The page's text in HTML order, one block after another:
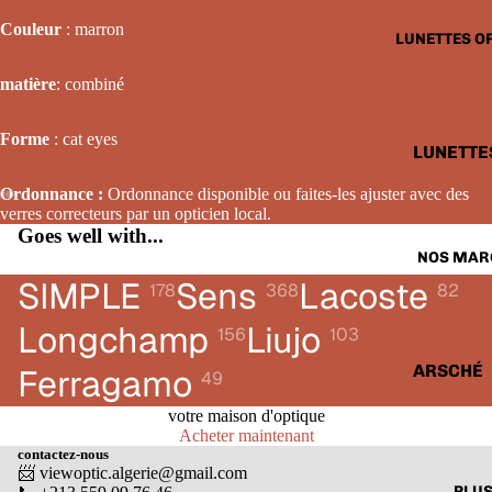
LUNETTES
HOMME
FEMME
NOS
ARSCHÉ
CARTIER
Couleur : marron
matière: combiné
Forme : cat eyes
Ordonnance : Ordonnance disponible ou faites-les ajuster avec des
verres correcteurs par un opticien local.
Goes well with...
SIMPLE 178Sens 368Lacoste 82
Longchamp 156Liujo 103
Ferragamo 49
votre maison d'optique
Acheter maintenant
contactez-nous
📨 viewoptic.algerie@gmail.com